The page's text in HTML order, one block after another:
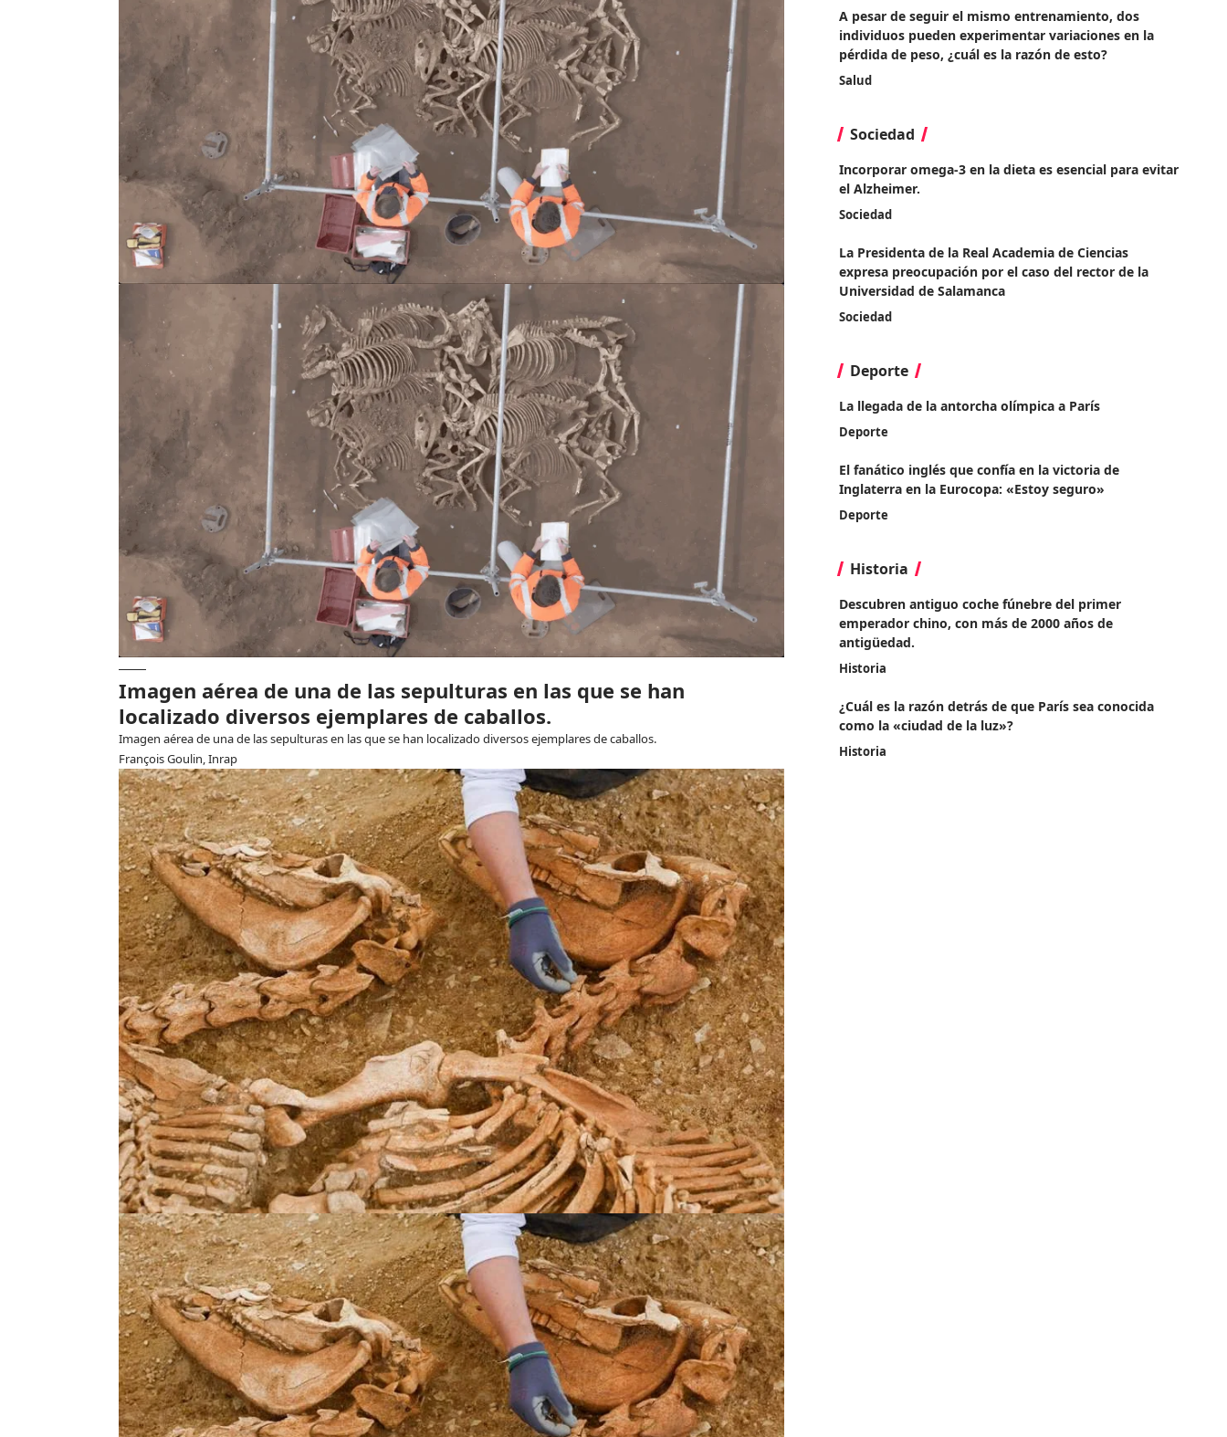
Imagen aérea de una de las sepulturas en las que se han
localizado diversos ejemplares de caballos.
Imagen aérea de una de las sepulturas en las que se han localizado diversos ejemplares de caballos.
François Goulin, Inrap
A pesar de seguir el mismo entrenamiento, dos
individuos pueden experimentar variaciones en la
pérdida de peso, ¿cuál es la razón de esto?
Salud
Sociedad
Incorporar omega-3 en la dieta es esencial para evitar
el Alzheimer.
Sociedad
La Presidenta de la Real Academia de Ciencias
expresa preocupación por el caso del rector de la
Universidad de Salamanca
Sociedad
Deporte
La llegada de la antorcha olímpica a París
Deporte
El fanático inglés que confía en la victoria de
Inglaterra en la Eurocopa: «Estoy seguro»
Deporte
Historia
Descubren antiguo coche fúnebre del primer
emperador chino, con más de 2000 años de
antigüedad.
Historia
¿Cuál es la razón detrás de que París sea conocida
como la «ciudad de la luz»?
Historia